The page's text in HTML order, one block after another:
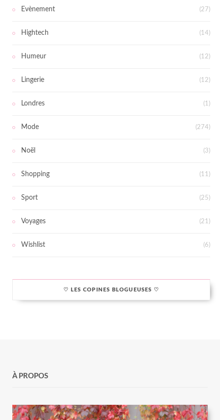
Evènement (27)
Hightech (14)
Humeur (12)
Lingerie (12)
Londres (1)
Mode (274)
Noël (3)
Shopping (11)
Sport (25)
Voyages (21)
Wishlist (6)
♡ LES COPINES BLOGUEUSES ♡
À PROPOS